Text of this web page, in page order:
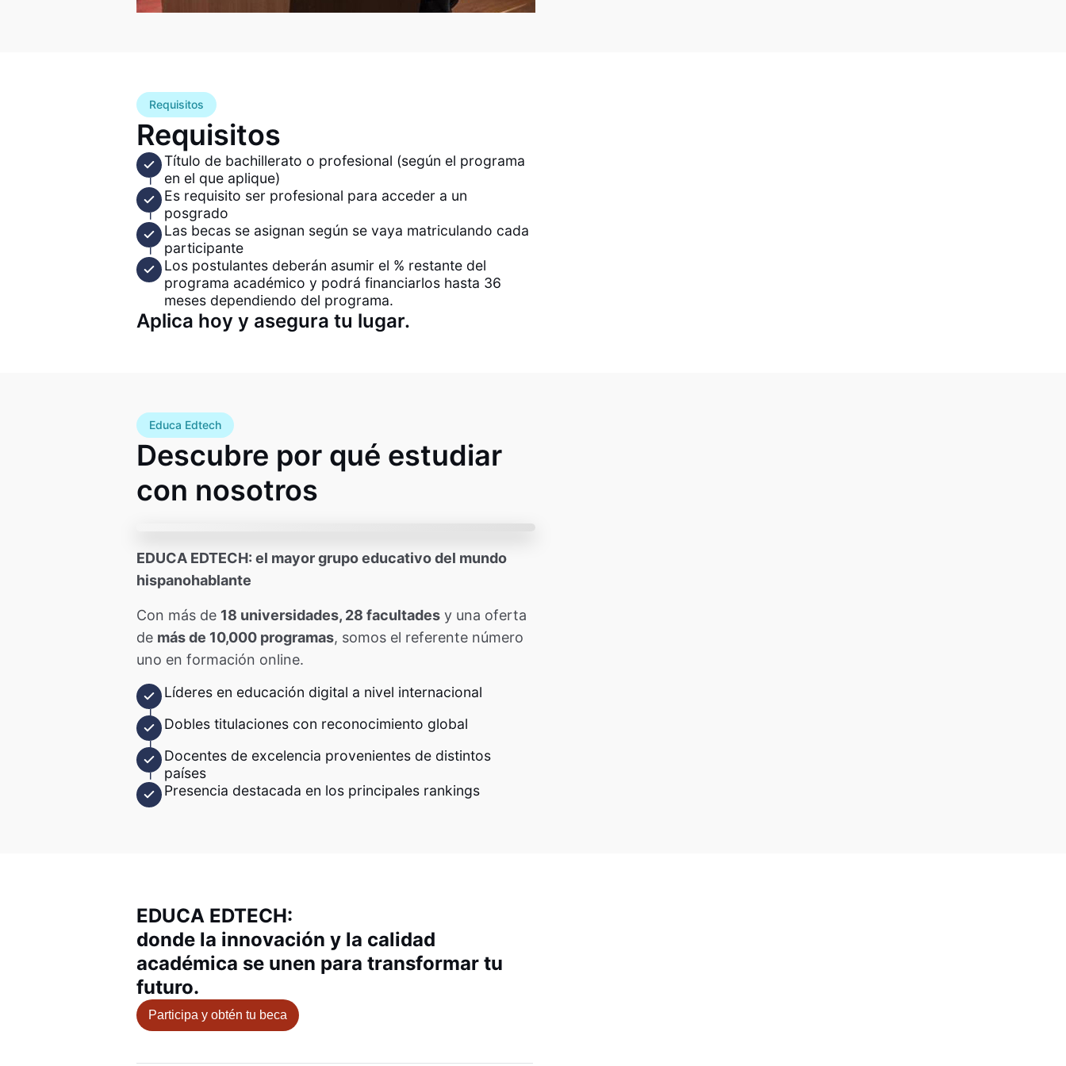
Requisitos
Requisitos
Título de bachillerato o profesional (según el programa
en el que aplique)
Es requisito ser profesional para acceder a un
posgrado
Las becas se asignan según se vaya matriculando cada
participante
Los postulantes deberán asumir el % restante del
programa académico y podrá financiarlos hasta 36
meses dependiendo del programa.
Aplica hoy y asegura tu lugar.
Educa Edtech
Descubre por qué estudiar
con nosotros
EDUCA EDTECH: el mayor grupo educativo del mundo
hispanohablante
Con más de 18 universidades, 28 facultades y una oferta
de más de 10,000 programas, somos el referente número
uno en formación online.
Líderes en educación digital a nivel internacional
Dobles titulaciones con reconocimiento global
Docentes de excelencia provenientes de distintos
países
Presencia destacada en los principales rankings
EDUCA EDTECH:
donde la innovación y la calidad
académica se unen para transformar tu
futuro.
Participa y obtén tu beca